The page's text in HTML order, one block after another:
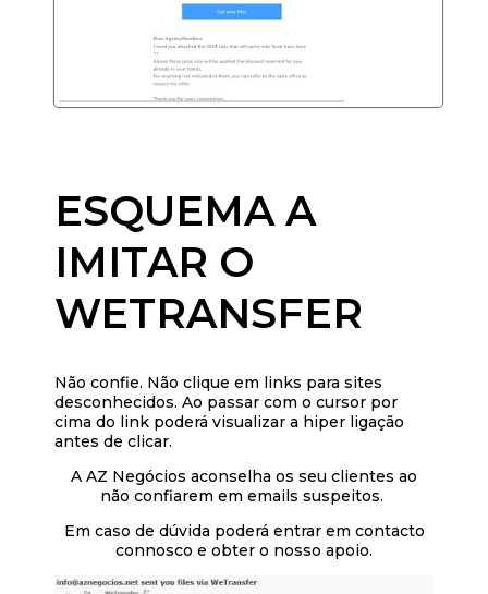
ESQUEMA A
IMITAR O
WETRANSFER
Não confie. Não clique em links para sites
desconhecidos. Ao passar com o cursor por
cima do link poderá visualizar a hiper ligação
antes de clicar.
A AZ Negócios aconselha os seu clientes ao
não confiarem em emails suspeitos.
Em caso de dúvida poderá entrar em contacto
connosco e obter o nosso apoio.